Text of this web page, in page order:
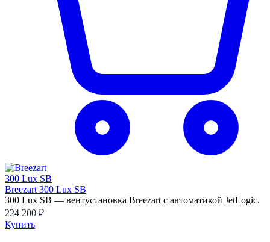
Breezart 300 Lux SB
300 Lux SB — вентустановка Breezart с автоматикой JetLogic.
224 200 ₽
Купить